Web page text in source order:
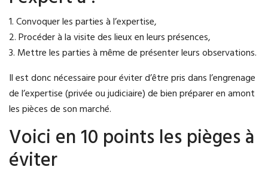
1. Convoquer les parties à l’expertise,
2. Procéder à la visite des lieux en leurs présences,
3. Mettre les parties à même de présenter leurs observations.
Il est donc nécessaire pour éviter d’être pris dans l’engrenage
de l’expertise (privée ou judiciaire) de bien préparer en amont
les pièces de son marché.
Voici en 10 points les pièges à
éviter